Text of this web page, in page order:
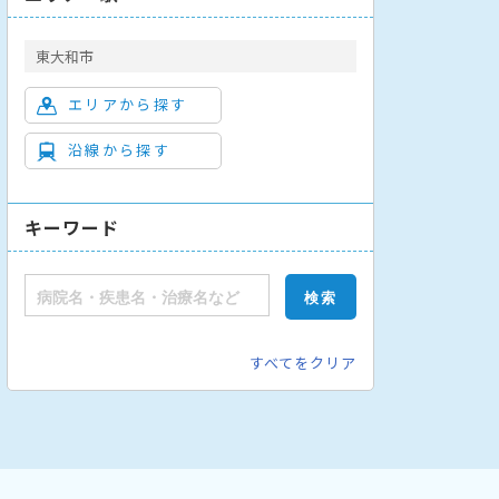
東大和市
エリアから探す
沿線から探す
キーワード
すべてをクリア